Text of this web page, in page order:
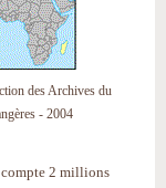
des Archives du
- 2004
2 millions